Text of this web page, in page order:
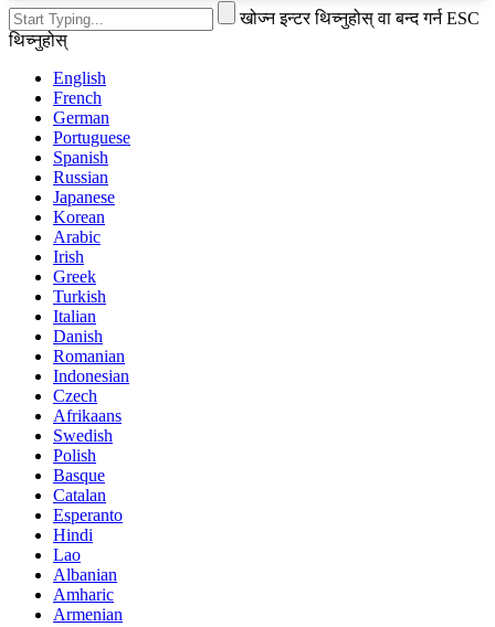
खोज्न इन्टर थिच्नुहोस् वा बन्द गर्न ESC
थिच्नुहोस्
English
French
German
Portuguese
Spanish
Russian
Japanese
Korean
Arabic
Irish
Greek
Turkish
Italian
Danish
Romanian
Indonesian
Czech
Afrikaans
Swedish
Polish
Basque
Catalan
Esperanto
Hindi
Lao
Albanian
Amharic
Armenian